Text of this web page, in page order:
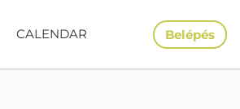
CALENDAR Belépés